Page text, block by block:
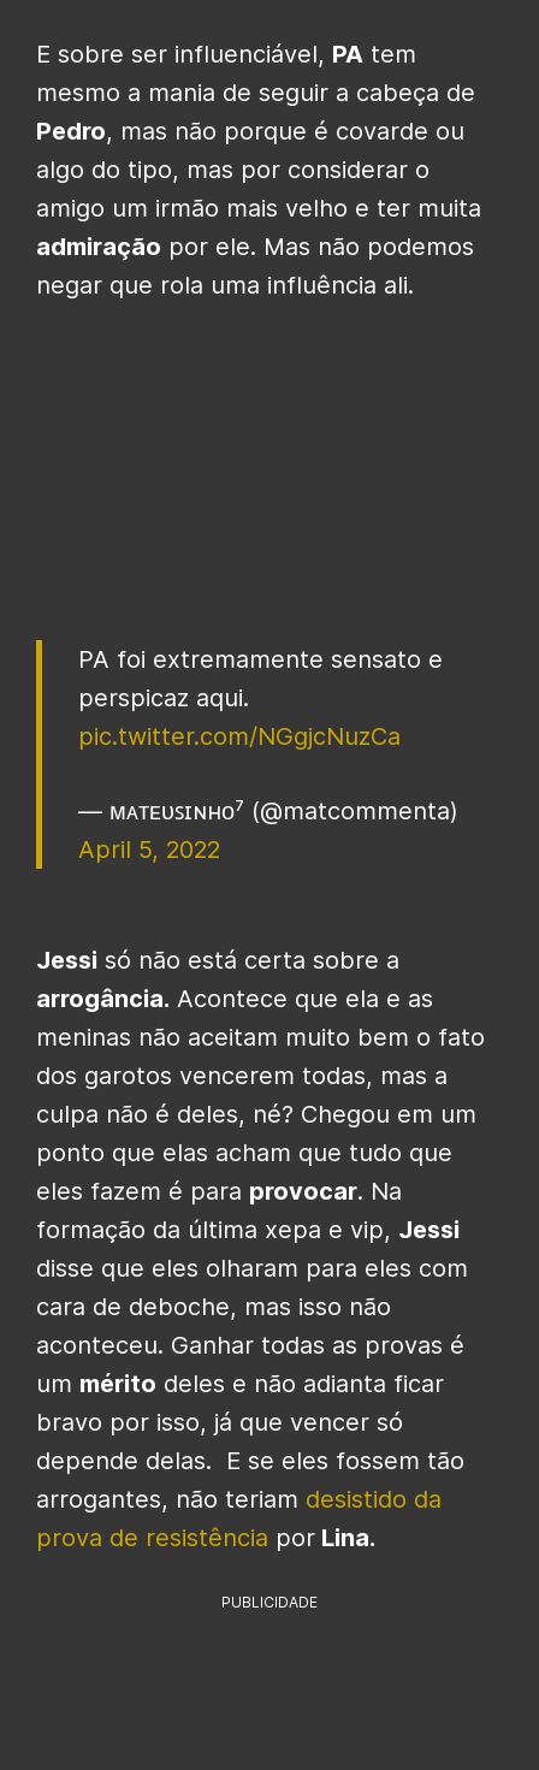
E sobre ser influenciável, PA tem
mesmo a mania de seguir a cabeça de
Pedro, mas não porque é covarde ou
algo do tipo, mas por considerar o
amigo um irmão mais velho e ter muita
admiração por ele. Mas não podemos
negar que rola uma influência ali.
PA foi extremamente sensato e
perspicaz aqui.
pic.twitter.com/NGgjcNuzCa
— ᴍᴀᴛᴇᴜꜱɪɴʜᴏ⁷ (@matcommenta)
April 5, 2022
Jessi só não está certa sobre a
arrogância. Acontece que ela e as
meninas não aceitam muito bem o fato
dos garotos vencerem todas, mas a
culpa não é deles, né? Chegou em um
ponto que elas acham que tudo que
eles fazem é para provocar. Na
formação da última xepa e vip, Jessi
disse que eles olharam para eles com
cara de deboche, mas isso não
aconteceu. Ganhar todas as provas é
um mérito deles e não adianta ficar
bravo por isso, já que vencer só
depende delas. E se eles fossem tão
arrogantes, não teriam desistido da
prova de resistência por Lina.
PUBLICIDADE